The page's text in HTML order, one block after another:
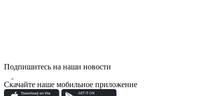
Подпишитесь на наши новости
Скачайте наше мобильное приложение